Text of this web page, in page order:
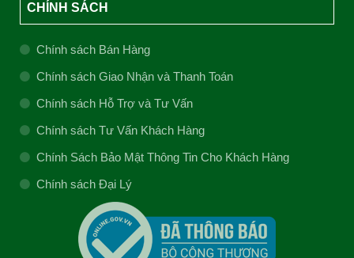
CHÍNH SÁCH
Chính sách Bán Hàng
Chính sách Giao Nhận và Thanh Toán
Chính sách Hỗ Trợ và Tư Vấn
Chính sách Tư Vấn Khách Hàng
Chính Sách Bảo Mật Thông Tin Cho Khách Hàng
Chính sách Đại Lý